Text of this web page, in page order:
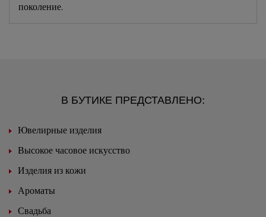
поколение.
В БУТИКЕ ПРЕДСТАВЛЕНО:
Ювелирные изделия
Высокое часовое искусство
Изделия из кожи
Ароматы
Свадьба